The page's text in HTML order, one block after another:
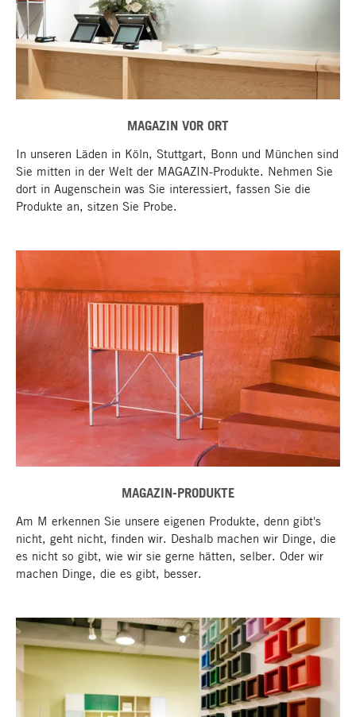
MAGAZIN VOR ORT
In unseren Läden in Köln, Stuttgart, Bonn und München sind
Sie mitten in der Welt der MAGAZIN-Produkte. Nehmen Sie
dort in Augenschein was Sie interessiert, fassen Sie die
Produkte an, sitzen Sie Probe.
MAGAZIN-PRODUKTE
Am M erkennen Sie unsere eigenen Produkte, denn gibt's
nicht, geht nicht, finden wir. Deshalb machen wir Dinge, die
es nicht so gibt, wie wir sie gerne hätten, selber. Oder wir
machen Dinge, die es gibt, besser.